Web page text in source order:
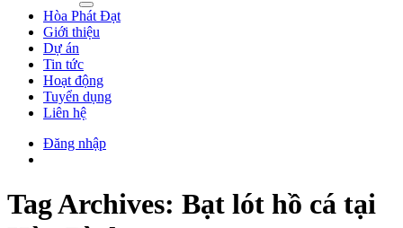
Hòa Phát Đạt
Giới thiệu
Dự án
Tin tức
Hoạt động
Tuyển dụng
Liên hệ
Đăng nhập
Tag Archives: Bạt lót hồ cá tại